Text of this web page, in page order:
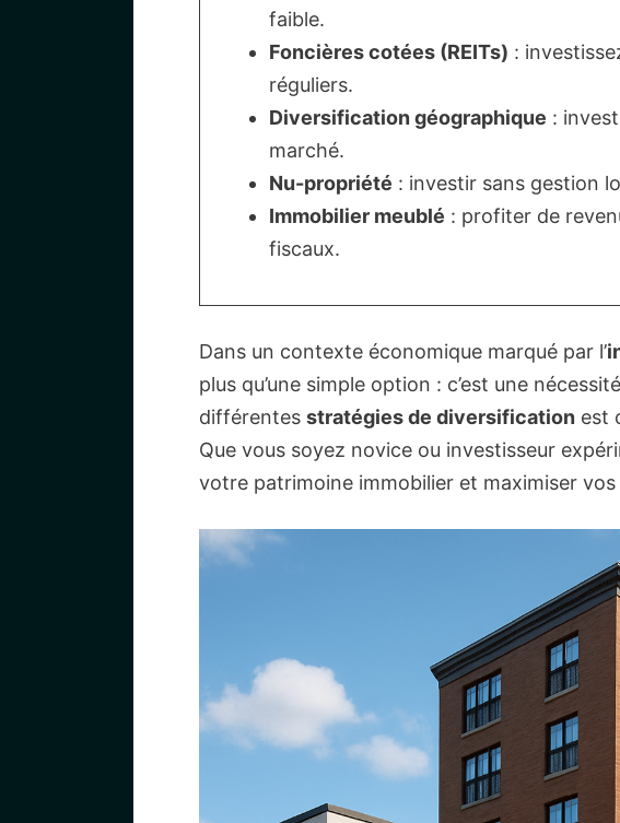
faible.
Foncières cotées (REITs) :
réguliers.
Diversification géographique :
marché.
Nu-propriété : investir sans gestion
Immobilier meublé : profiter de
fiscaux.
Dans un contexte économique marqué par l’
plus qu’une simple option : c’est une
différentes stratégies de diversification est
Que vous soyez novice ou investisseur
votre patrimoine immobilier et maximiser vos